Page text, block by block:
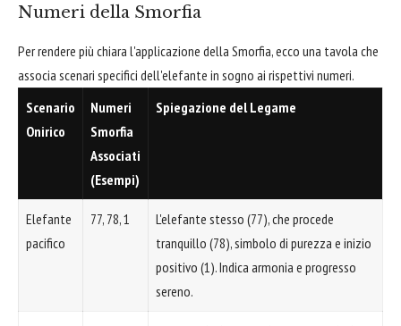
Numeri della Smorfia
Per rendere più chiara l'applicazione della Smorfia, ecco una tavola che
associa scenari specifici dell'elefante in sogno ai rispettivi numeri.
Scenario
Onirico
Numeri
Smorfia
Associati
(Esempi)
Spiegazione del Legame
Elefante
pacifico
77, 78, 1
L'elefante stesso (77), che procede
tranquillo (78), simbolo di purezza e inizio
positivo (1). Indica armonia e progresso
sereno.